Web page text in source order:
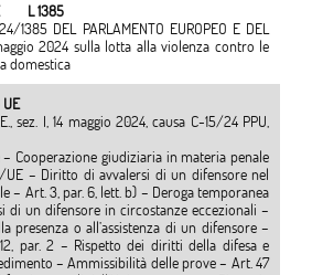
L 1385
1385 DEL PARLAMENTO EUROPEO E DEL
2024 sulla lotta alla violenza contro le
domestica
UE
sez. I, 14 maggio 2024, causa C-15/24 PPU,
Cooperazione giudiziaria in materia penale
– Diritto di avvalersi di un difensore nel
– Art. 3, par. 6, lett. b) – Deroga temporanea
di un difensore in circostanze eccezionali –
presenza o all’assistenza di un difensore –
par. 2 – Rispetto dei diritti della difesa e
– Ammissibilità delle prove – Art. 47